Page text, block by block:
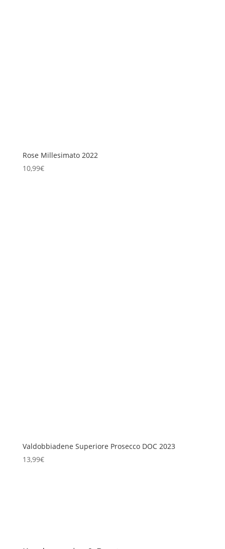
Rose Millesimato 2022
10,99€
Valdobbiadene Superiore Prosecco DOC 2023
13,99€